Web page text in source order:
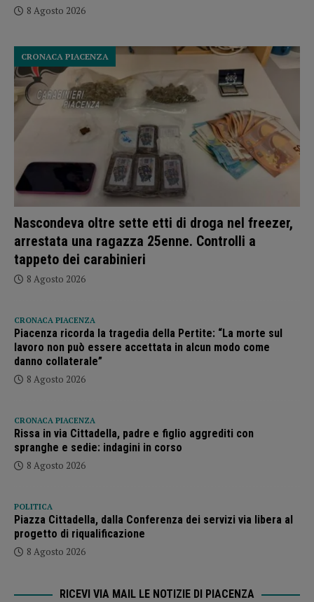
8 Agosto 2026
Nascondeva oltre sette etti di droga nel freezer,
arrestata una ragazza 25enne. Controlli a
tappeto dei carabinieri
CRONACA PIACENZA
8 Agosto 2026
CRONACA PIACENZA
Piacenza ricorda la tragedia della Pertite: “La morte sul
lavoro non può essere accettata in alcun modo come
danno collaterale”
8 Agosto 2026
CRONACA PIACENZA
Rissa in via Cittadella, padre e figlio aggrediti con
spranghe e sedie: indagini in corso
8 Agosto 2026
POLITICA
Piazza Cittadella, dalla Conferenza dei servizi via libera al
progetto di riqualificazione
8 Agosto 2026
RICEVI VIA MAIL LE NOTIZIE DI PIACENZA